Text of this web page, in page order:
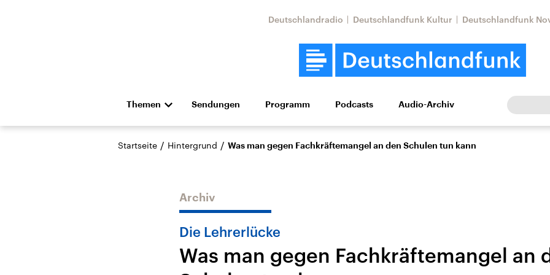
Deutschlandradio Deutschlandfunk Kultur Deutschlandfunk
Themen
Die Nachrichten Politik Wirtschaft Wissen Kultur Europa
Hörspiel und Feature Musik
Landtagswahl Sachsen-
USA
Aktuelle Beiträge,
Nahostkonflikt
Iran
Aktuelle Lage und
Sendungen Programm Podcasts Audio-Archiv
Startseite / Hintergrund / Was man gegen Fachkräftemangel an den Schulen tun kann
Archiv
Die Lehrerlücke
Was man gegen Fachkräftemangel an